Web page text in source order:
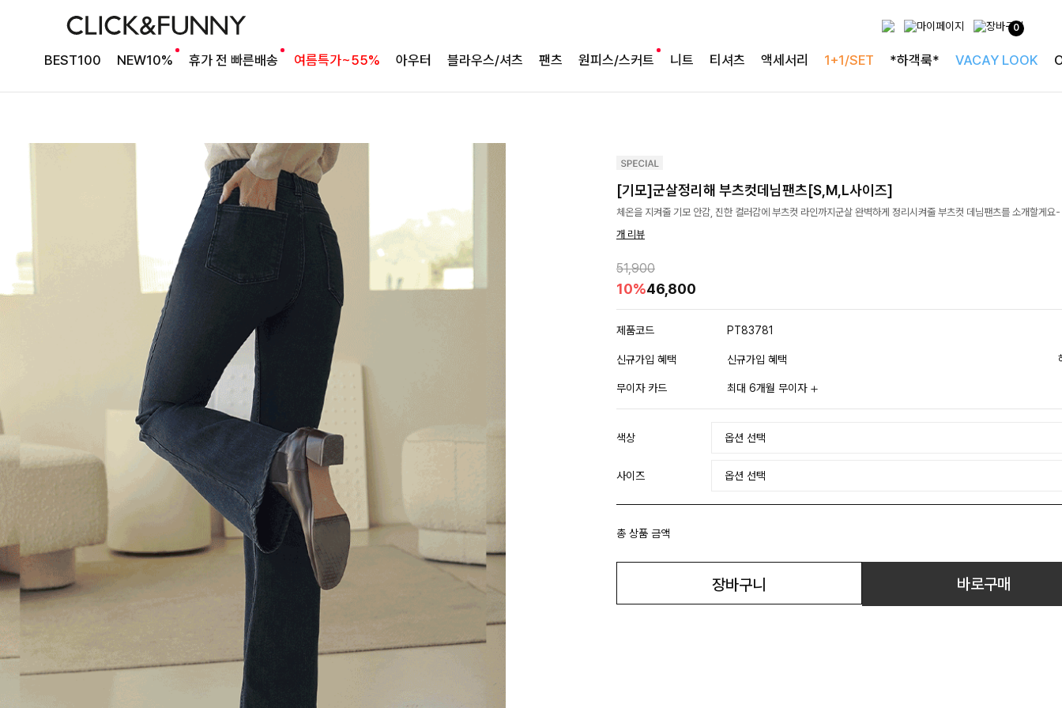
0
BEST100 NEW10% 휴가 전 빠른배송 여름특가~55% 아우터 블라우스/셔츠 팬츠 원피스/스커트 니트 티셔츠 액세서리 1+1/SET *하객룩* VACAY LOOK
[기모]군살정리해 부츠컷데님팬츠[S,M,L사이즈]
체온을 지켜줄 기모 안감, 진한 컬러감에 부츠컷 라인까지군살 완벽하게 정리시켜줄 부츠컷 데님팬츠를 소개할게요-
개 리뷰
51,900
10%46,800
제품코드 PT83781
신규가입 혜택 신규가입 혜택
무이자 카드 최대 6개월 무이자
색상
사이즈
총 상품 금액
장바구니 바로구매